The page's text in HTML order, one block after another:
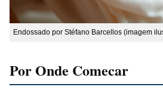
Endossado por Stéfano Barcellos (imagem
Por Onde Comecar